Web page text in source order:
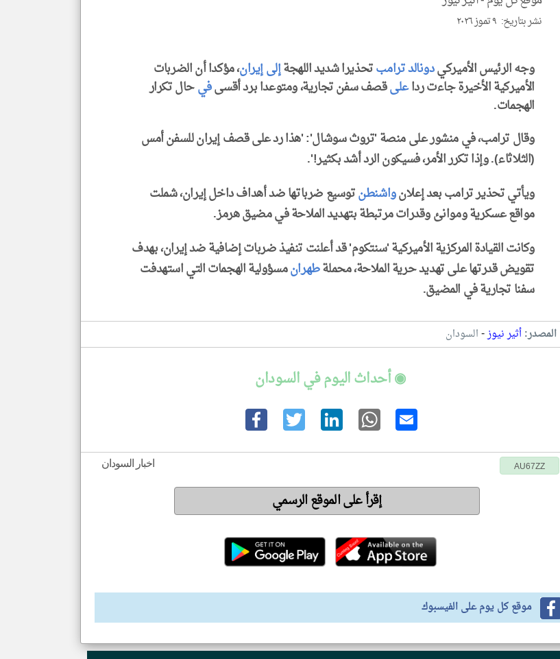
نشر بتاريخ: ٩ تموز ٢٠٢٦
وجه الرئيس الأميركيدونالد ترامبتحذيرا شديد اللهجةإلىإيران، مؤكدا أن الضربات
الأميركية الأخيرة جاءت رداعلىقصف سفن تجارية، ومتوعدا برد أقسىفيحال تكرار
الهجمات.
وقال ترامب، في منشور على منصة 'تروث سوشال': 'هذا رد على قصف إيران للسفن أمس
(الثلاثاء). وإذا تكرر الأمر، فسيكون الرد أشد بكثير!'.
ويأتي تحذير ترامب بعد إعلانواشنطنتوسيع ضرباتها ضد أهداف داخل إيران، شملت
مواقع عسكرية وموانئ وقدرات مرتبطة بتهديد الملاحة في مضيق هرمز.
وكانت القيادة المركزية الأميركية 'سنتكوم' قد أعلنت تنفيذ ضربات إضافية ضد إيران، بهدف
تقويض قدرتها على تهديد حرية الملاحة، محملةطهرانمسؤولية الهجمات التي استهدفت
سفنا تجارية في المضيق.
المصدر:أثير نيوز-السودان
◉ أحداث اليوم في السودان
اخبار السودان AU67ZZ
إقرأ على الموقع الرسمي
موقع كل يوم على الفيسبوك